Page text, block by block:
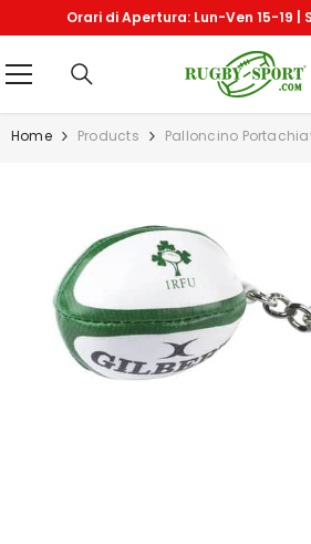
Orari di Apertura: Lun-Ven 15-19 |
Home Products Palloncino